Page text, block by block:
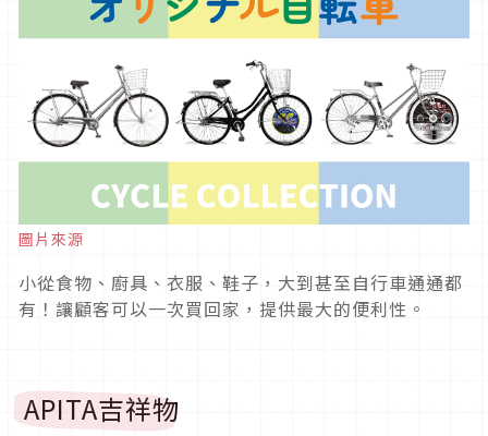
圖片來源
小從食物、廚具、衣服、鞋子，大到甚至自行車通通都
有！讓顧客可以一次買回家，提供最大的便利性。
APITA吉祥物